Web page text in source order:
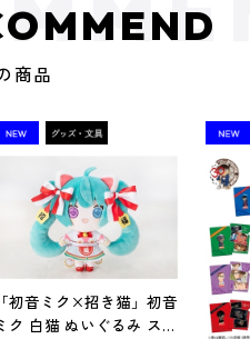
商品
「初音ミク×招き猫」初音
ク 白猫 ぬいぐるみ スタ